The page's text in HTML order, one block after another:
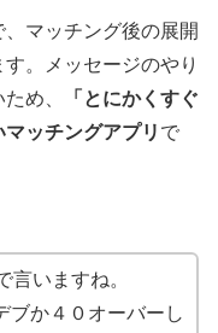
マッチング後の展開
。メッセージのやり
め、
「とにかくすぐ
ッチングアプリ で
言いますね。
ブか４０オーバーし